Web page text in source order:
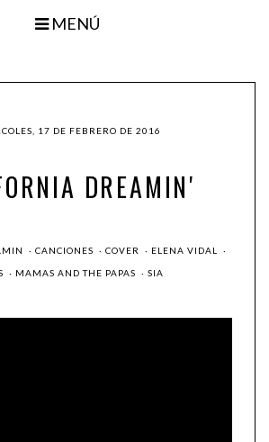
MENÚ
17 DE FEBRERO DE 2016
DREAMIN'
· CANCIONES · COVER · ELENA VIDAL ·
· MAMAS AND THE PAPAS · SIA